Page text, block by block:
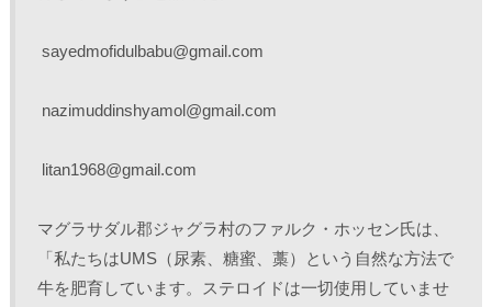
sayedmofidulbabu@gmail.com
nazimuddinshyamol@gmail.com
litan1968@gmail.com
マグラサダル郡ジャグラ村のファルク・ホッセン氏は、
「私たちはUMS（尿素、糖蜜、藁）という自然な方法で
牛を肥育しています。ステロイドは一切使用していませ